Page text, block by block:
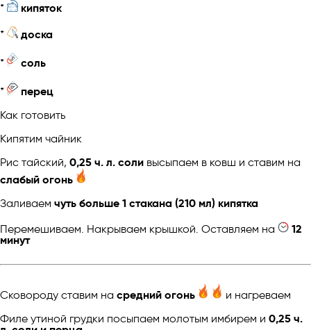
*
кипяток
*
доска
* соль
*
перец
Как готовить
Кипятим чайник
Рис тайский, 0,25 ч. л. соли высыпаем в ковш и ставим на
слабый огонь
Заливаем чуть больше 1 стакана (210 мл) кипятка
Перемешиваем. Накрываем крышкой. Оставляем на
12
минут
Сковороду ставим на средний огонь
и нагреваем
Филе утиной грудки посыпаем молотым имбирем и 0,25 ч.